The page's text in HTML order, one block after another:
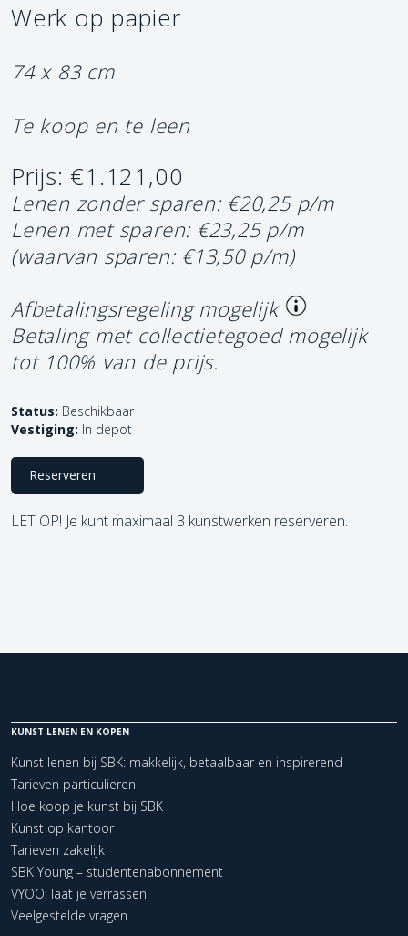
Werk op papier
74 x 83 cm
Te koop en te leen
Prijs: €1.121,00
Lenen zonder sparen: €20,25 p/m
Lenen met sparen: €23,25 p/m
(waarvan sparen: €13,50 p/m)
Afbetalingsregeling mogelijk
Betaling met collectietegoed mogelijk
tot 100% van de prijs.
Status: Beschikbaar
Vestiging: In depot
Reserveren
LET OP! Je kunt maximaal 3 kunstwerken reserveren.
KUNST LENEN EN KOPEN
Kunst lenen bij SBK: makkelijk, betaalbaar en inspirerend
Tarieven particulieren
Hoe koop je kunst bij SBK
Kunst op kantoor
Tarieven zakelijk
SBK Young – studentenabonnement
VYOO: laat je verrassen
Veelgestelde vragen